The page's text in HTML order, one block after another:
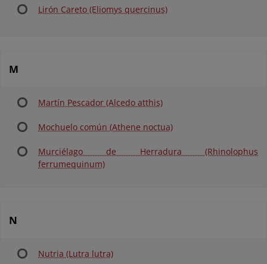
Lirón Careto (Eliomys quercinus)
M
Martín Pescador (Alcedo atthis)
Mochuelo común (Athene noctua)
Murciélago de Herradura (Rhinolophus
ferrumequinum)
N
Nutria (Lutra lutra)